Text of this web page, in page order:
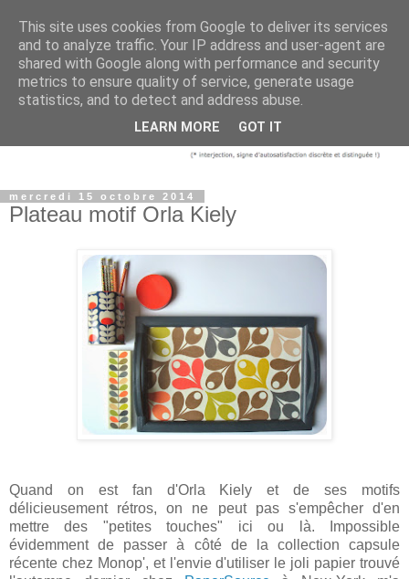
mercredi 15 octobre 2014
Plateau motif Orla Kiely
Quand on est fan d'Orla Kiely et de ses motifs
délicieusement rétros, on ne peut pas s'empêcher d'en
mettre des "petites touches" ici ou là. Impossible
évidemment de passer à côté de la collection capsule
récente chez Monop', et l'envie d'utiliser le joli papier trouvé
This site uses cookies from Google to deliver its services
and to analyze traffic. Your IP address and user-agent are
shared with Google along with performance and security
metrics to ensure quality of service, generate usage
statistics, and to detect and address abuse.
LEARN MORE GOT IT